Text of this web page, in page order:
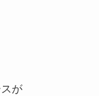
が